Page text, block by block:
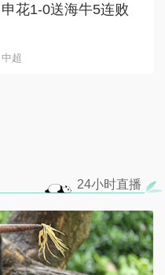
申花1-0送海牛5连败
中超
24小时直播